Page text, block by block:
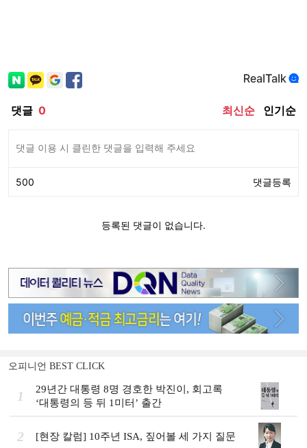
오피니언 BEST CLICK
1
29년간 대통령 8명 경호한 박진이, 회고록
‘대통령의 등 뒤 1미터’ 출간
2 [현장 칼럼] 10주년 ISA, 짚어볼 세 가지 질문